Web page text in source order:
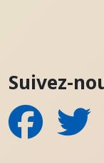
Suivez-
Facebook